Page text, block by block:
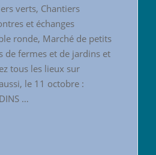
verts, Chantiers
et échanges
ronde, Marché de petits
de fermes et de jardins et
tous les lieux sur
le 11 octobre :
…